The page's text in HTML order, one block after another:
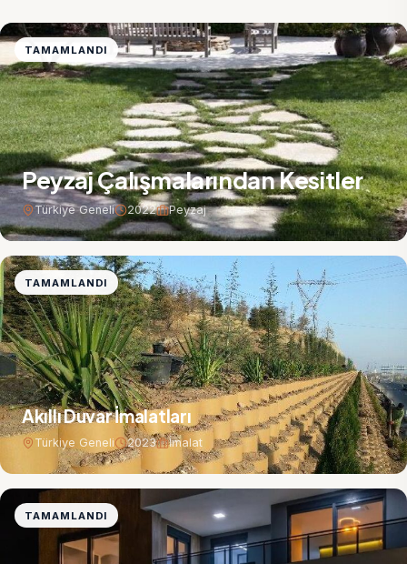
TAMAMLANDI
Peyzaj Çalışmalarından Kesitler
Türkiye Geneli 2022 Peyzaj
TAMAMLANDI
Akıllı Duvar İmalatları
Türkiye Geneli 2023 İmalat
TAMAMLANDI